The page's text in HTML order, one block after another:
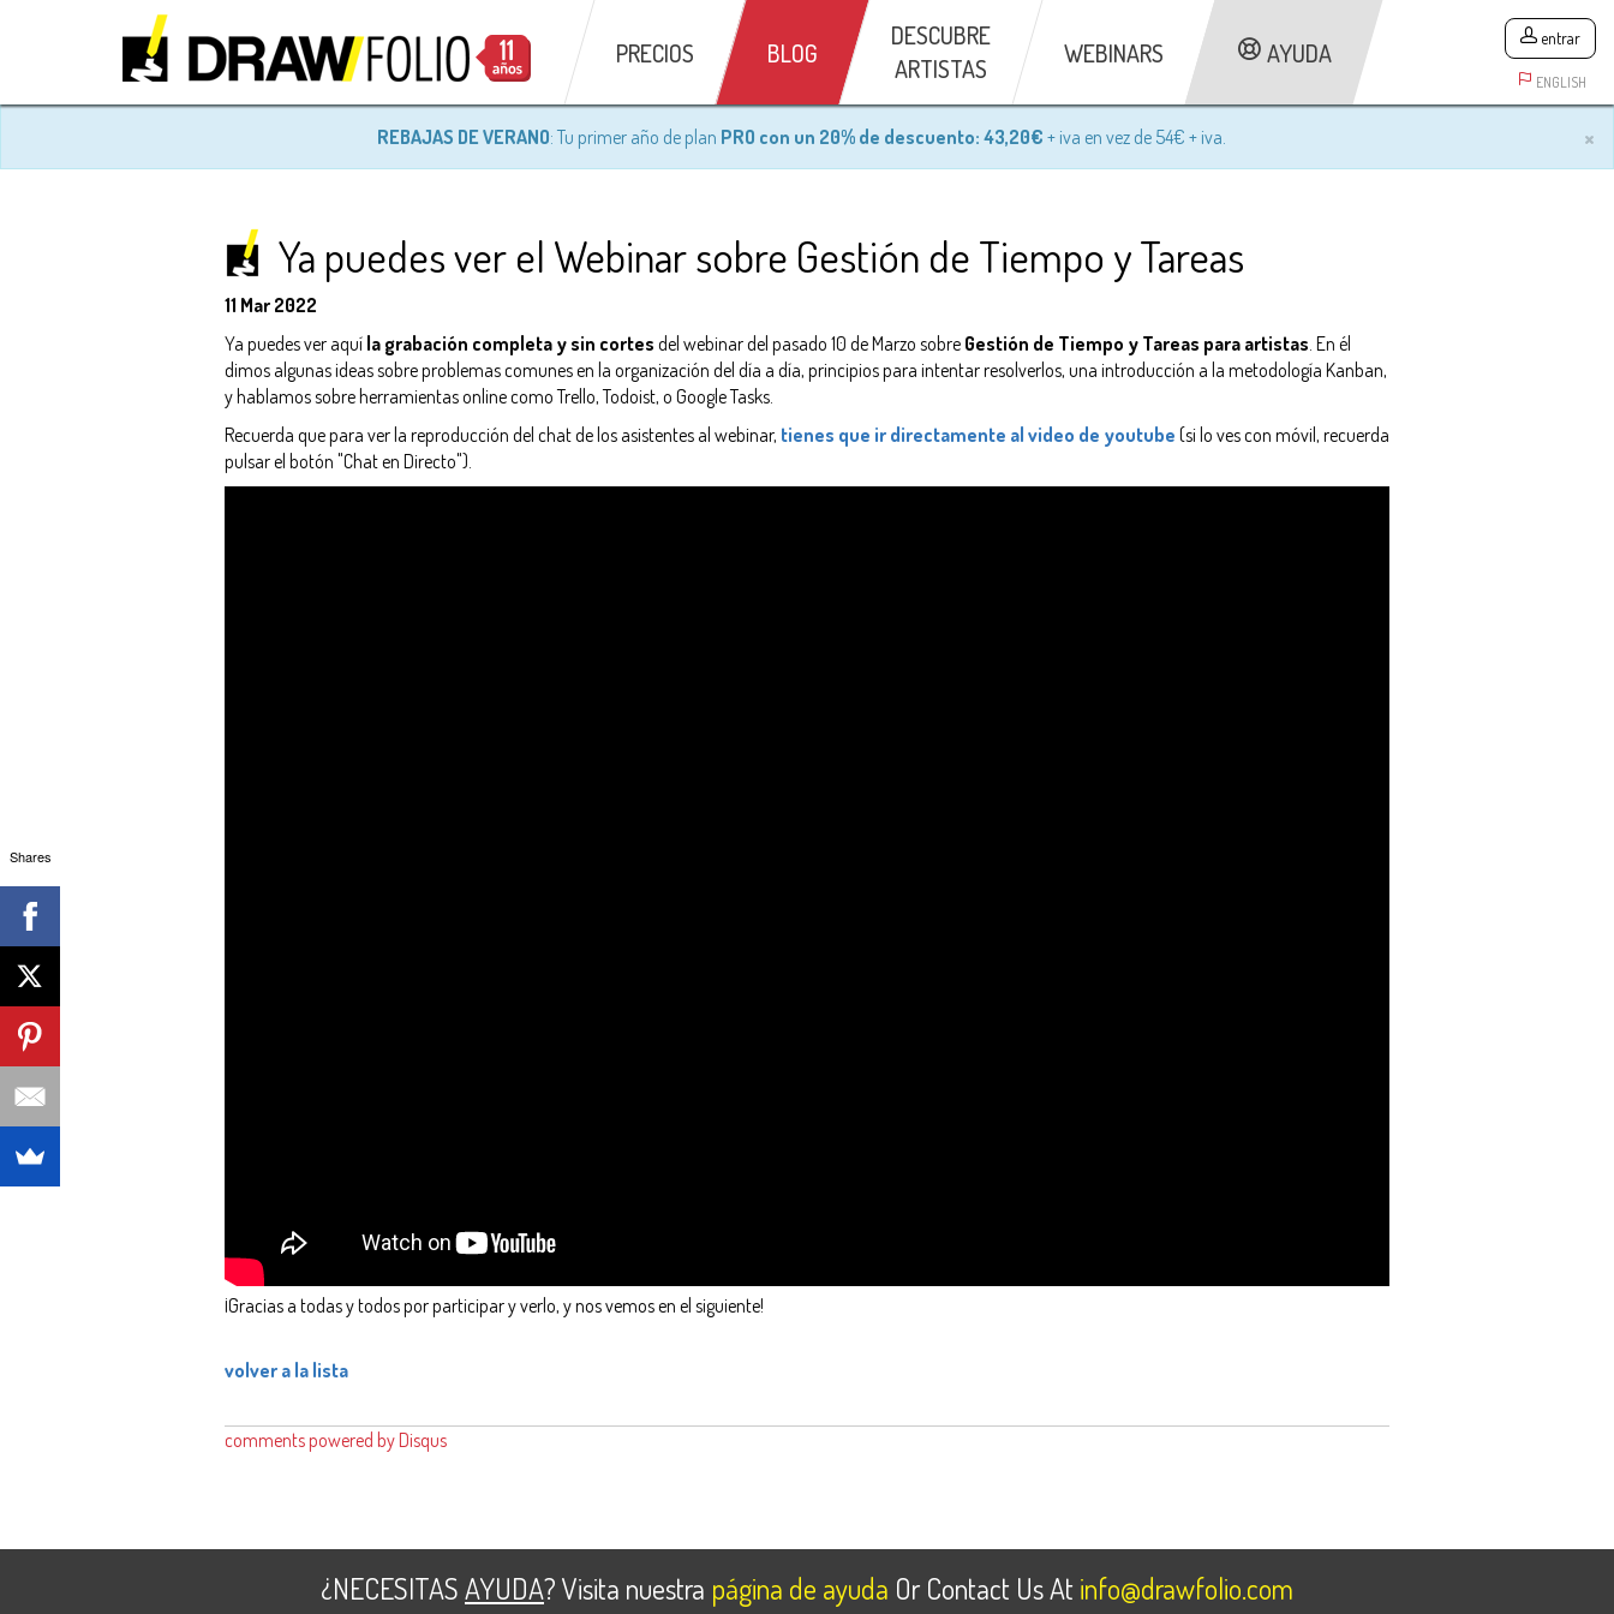
×
REBAJAS DE VERANO: Tu primer año de plan PRO con un 20% de descuento: 43,20€ + iva en vez de 54€ + iva.
entrar
ENGLISH
PRECIOS BLOG
DESCUBRE
ARTISTAS
WEBINARS AYUDA
Ya puedes ver el Webinar sobre Gestión de Tiempo y Tareas
11 Mar 2022
Ya puedes ver aquí la grabación completa y sin cortes del webinar del pasado 10 de Marzo sobre Gestión de Tiempo y Tareas para artistas. En él
dimos algunas ideas sobre problemas comunes en la organización del día a día, principios para intentar resolverlos, una introducción a la metodología Kanban,
y hablamos sobre herramientas online como Trello, Todoist, o Google Tasks.
Recuerda que para ver la reproducción del chat de los asistentes al webinar, tienes que ir directamente al video de youtube (si lo ves con móvil, recuerda
pulsar el botón "Chat en Directo").
¡Gracias a todas y todos por participar y verlo, y nos vemos en el siguiente!
volver a la lista
comments powered by Disqus
¿NECESITASAYUDA? Visita nuestra página de ayuda Or Contact Us At info@drawfolio.com
Shares